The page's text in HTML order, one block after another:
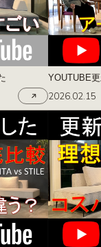
YOUTUBE
2026.02.15